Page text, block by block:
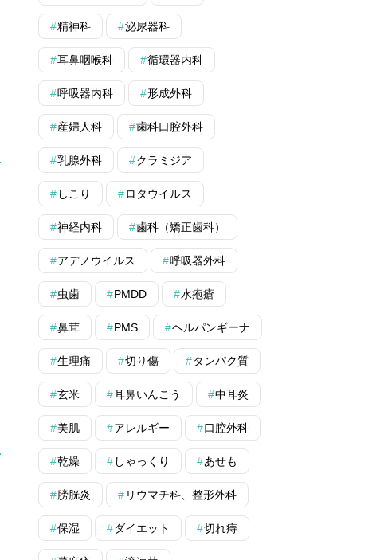
精神科 泌尿器科
耳鼻咽喉科 循環器内科
呼吸器内科 形成外科
産婦人科 歯科口腔外科
乳腺外科 クラミジア
しこり ロタウイルス
神経内科 歯科（矯正歯科）
アデノウイルス 呼吸器外科
虫歯 PMDD 水疱瘡
鼻茸 PMS ヘルパンギーナ
生理痛 切り傷 タンパク質
玄米 耳鼻いんこう 中耳炎
美肌 アレルギー 口腔外科
乾燥 しゃっくり あせも
膀胱炎 リウマチ科、整形外科
保湿 ダイエット 切れ痔